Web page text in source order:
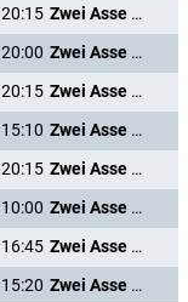
20:15
Zwei Asse trumpfen auf
20:00
Zwei Asse trumpfen auf
20:15
Zwei Asse trumpfen auf
15:10
Zwei Asse trumpfen auf
20:15
Zwei Asse trumpfen auf
10:00
Zwei Asse trumpfen auf
16:45
Zwei Asse trumpfen auf
15:20
Zwei Asse trumpfen auf